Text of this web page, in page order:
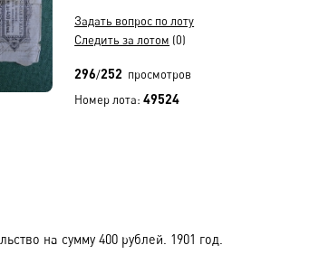
Задать вопрос по лоту
Следить за лотом (0)
296/252 просмотров
Номер лота:49524
на сумму 400 рублей. 1901 год.